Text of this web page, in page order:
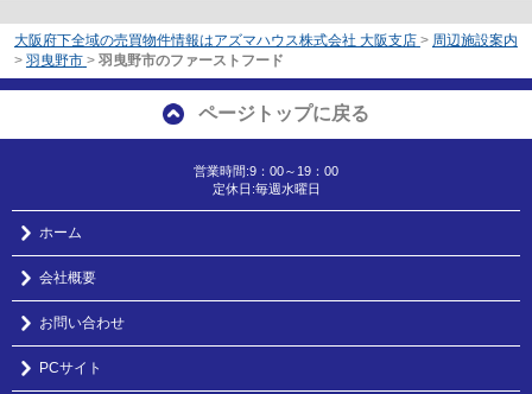
大阪府下全域の売買物件情報はアズマハウス株式会社 大阪支店 > 周辺施設案内
> 羽曳野市 > 羽曳野市のファーストフード
ページトップに戻る
営業時間:9：00～19：00
定休日:毎週水曜日
ホーム
会社概要
お問い合わせ
PCサイト